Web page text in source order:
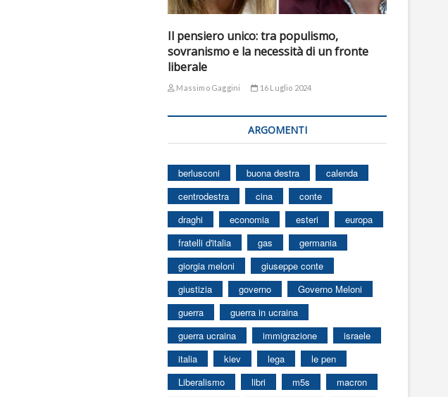
Il pensiero unico: tra populismo,
sovranismo e la necessità di un fronte
liberale
Massimo Gaggini 16 Luglio 2024
ARGOMENTI
berlusconi buona destra
calenda
centrodestra
cina
conte
draghi
economia esteri
europa
fratelli d'italia
gas
germania
giorgia meloni
giuseppe conte
giustizia
governo
Governo Meloni
guerra
guerra in ucraina
guerra ucraina
immigrazione
israele
italia
kiev lega
le pen
Liberalismo
libri m5s
macron